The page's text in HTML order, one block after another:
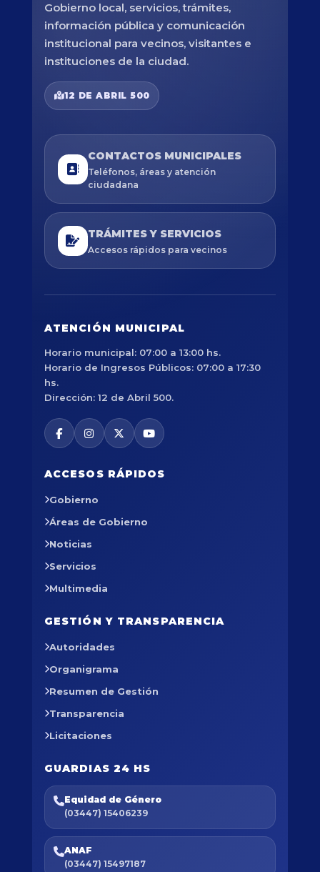
Gobierno local, servicios, trámites,
información pública y comunicación
institucional para vecinos, visitantes e
instituciones de la ciudad.
12 DE ABRIL 500
CONTACTOS MUNICIPALES
Teléfonos, áreas y atención
ciudadana
TRÁMITES Y SERVICIOS
Accesos rápidos para vecinos
ATENCIÓN MUNICIPAL
Horario municipal: 07:00 a 13:00 hs.
Horario de Ingresos Públicos: 07:00 a 17:30
hs.
Dirección: 12 de Abril 500.
ACCESOS RÁPIDOS
Gobierno
Áreas de Gobierno
Noticias
Servicios
Multimedia
GESTIÓN Y TRANSPARENCIA
Autoridades
Organigrama
Resumen de Gestión
Transparencia
Licitaciones
GUARDIAS 24 HS
Equidad de Género
(03447) 15406239
ANAF
(03447) 15497187